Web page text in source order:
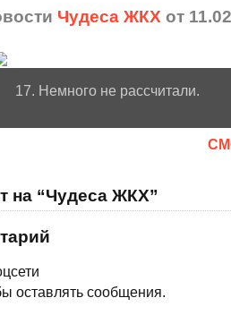
Чудеса ЖКХ от
17. Немного не рассчитали.
на “Чудеса ЖКХ”
оставлять сообщения.